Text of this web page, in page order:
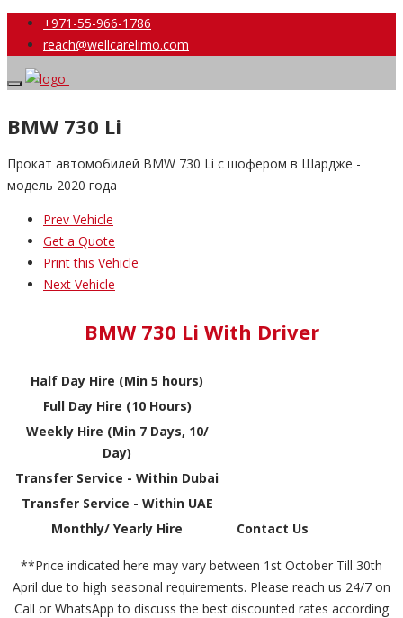
+971-55-966-1786
reach@wellcarelimo.com
BMW 730 Li
Прокат автомобилей BMW 730 Li с шофером в Шардже -
модель 2020 года
Prev Vehicle
Get a Quote
Print this Vehicle
Next Vehicle
BMW 730 Li With Driver
Half Day Hire (Min 5 hours)
Full Day Hire (10 Hours)
Weekly Hire (Min 7 Days, 10/
Day)
Transfer Service - Within Dubai
Transfer Service - Within UAE
Monthly/ Yearly Hire
Contact Us
**Price indicated here may vary between 1st October Till 30th
April due to high seasonal requirements. Please reach us 24/7 on
Call or WhatsApp to discuss the best discounted rates according